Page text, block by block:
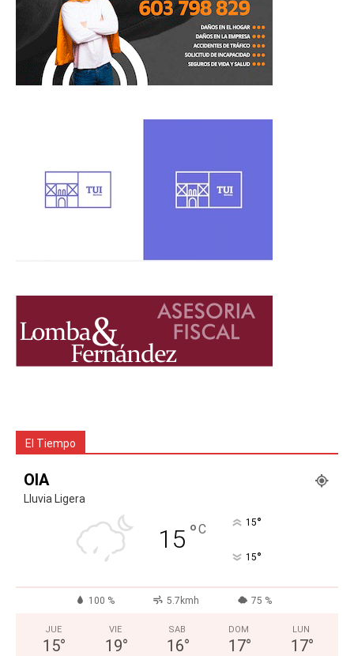
El Tiempo
OIA
Lluvia Ligera
15 °C 15°
15°
100 % 5.7kmh 75 %
JUE
15°
VIE
19°
SAB
16°
DOM
17°
LUN
17°